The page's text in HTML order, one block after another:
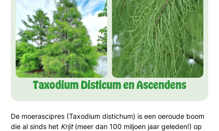
Taxodium Disticum en Ascendens
De moerascipres (Taxodium distichum) is een oeroude boom
die al sinds het Krijt(meer dan 100 miljoen jaar geleden!) op